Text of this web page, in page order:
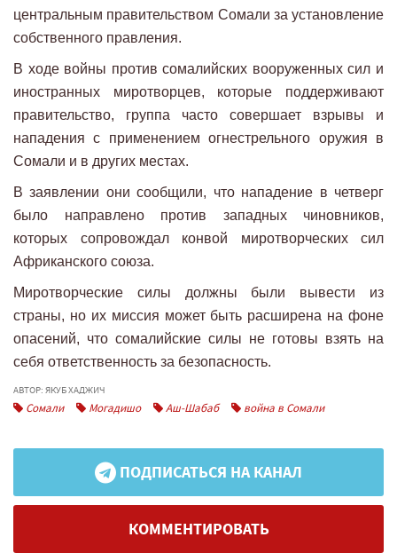
центральным правительством Сомали за установление
собственного правления.
В ходе войны против сомалийских вооруженных сил и
иностранных миротворцев, которые поддерживают
правительство, группа часто совершает взрывы и
нападения с применением огнестрельного оружия в
Сомали и в других местах.
В заявлении они сообщили, что нападение в четверг
было направлено против западных чиновников,
которых сопровождал конвой миротворческих сил
Африканского союза.
Миротворческие силы должны были вывести из
страны, но их миссия может быть расширена на фоне
опасений, что сомалийские силы не готовы взять на
себя ответственность за безопасность.
АВТОР: ЯКУБ ХАДЖИЧ
Сомали Могадишо Аш-Шабаб война в Сомали
ПОДПИСАТЬСЯ НА КАНАЛ
КОММЕНТИРОВАТЬ